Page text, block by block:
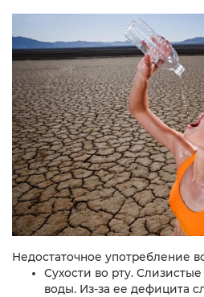
Недостаточное употребление
Сухости во рту.
воды. Из-за ее дефицита